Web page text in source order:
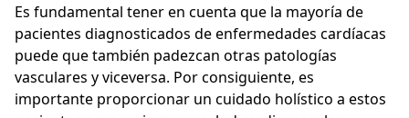
Es fundamental tener en cuenta que la mayoría de
pacientes diagnosticados de enfermedades cardíacas
puede que también padezcan otras patologías
vasculares y viceversa. Por consiguiente, es
importante proporcionar un cuidado holístico a estos